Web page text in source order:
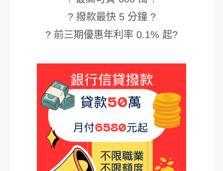
? 撥款最快 5 分鐘 ?
? 前三期優惠年利率 0.1% 起?